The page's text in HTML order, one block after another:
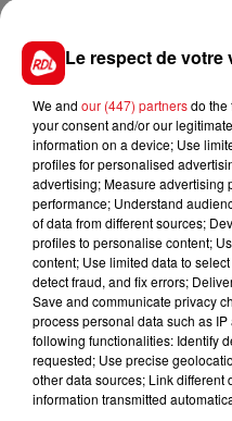
FIL D'ACTUS
Le respect de votre
We and our (447) partnersdo the
your consent and/or our
information on a device; Use
profiles for personalised
advertising; Measure advertising
performance; Understand
of data from different sources;
profiles to personalise content;
content; Use limited data to
detect fraud, and fix errors;
Save and communicate privacy
process personal data such as
following functionalities: Identify
requested; Use precise
other data sources; Link different
information transmitted